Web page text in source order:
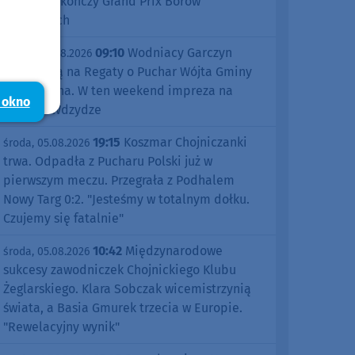
Tucholskich
piątek, 07.08.2026 09:10 Wodniacy Garczyn
zapraszają na Regaty o Puchar Wójta Gminy
Kościerzyna. W ten weekend impreza na
jeziorze Wdzydze
środa, 05.08.2026 19:15 Koszmar Chojniczanki
trwa. Odpadła z Pucharu Polski już w
pierwszym meczu. Przegrała z Podhalem
Nowy Targ 0:2. "Jesteśmy w totalnym dołku.
Czujemy się fatalnie"
środa, 05.08.2026 10:42 Międzynarodowe
sukcesy zawodniczek Chojnickiego Klubu
Żeglarskiego. Klara Sobczak wicemistrzynią
świata, a Basia Gmurek trzecia w Europie.
"Rewelacyjny wynik"